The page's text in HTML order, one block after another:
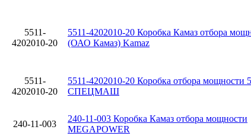
5511-
4202010-20
5511-4202010-20 Коробка Камаз отбора
(ОАО Камаз) Kamaz
5511-
4202010-20
5511-4202010-20 Коробка отбора мощности
СПЕЦМАШ
240-11-003
240-11-003 Коробка Камаз отбора мощности
MEGAPOWER